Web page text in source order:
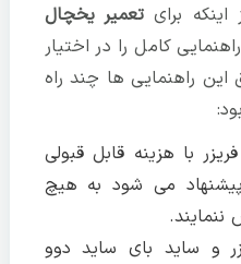
برایتعمیر یخچال
کامل را در اختیار
راهنمایی ها چند راه
با هزینه قابل قبولی
می شود به هیچ
و ساید بای ساید دوو